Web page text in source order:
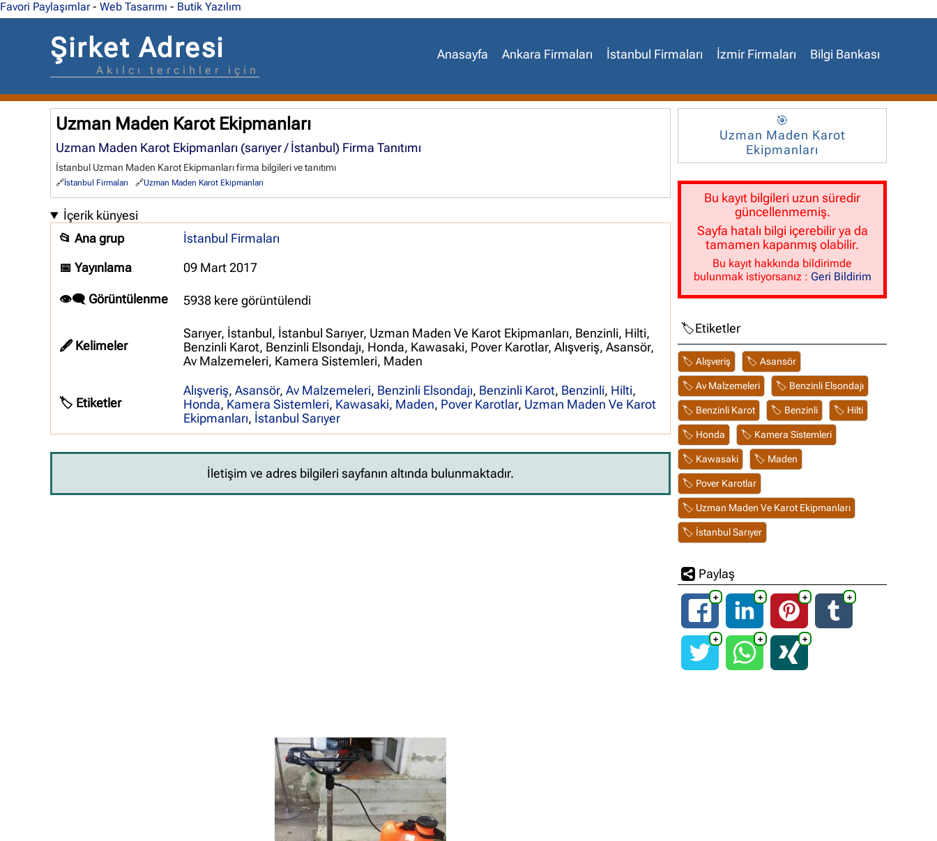
Favori Paylaşımlar- Web Tasarımı - Butik Yazılım
Şirket Adresi
Akılcı tercihler için
Anasayfa Ankara Firmaları İstanbul Firmaları İzmir Firmaları Bilgi Bankası
Uzman Maden Karot Ekipmanları
Uzman Maden Karot Ekipmanları (sarıyer / İstanbul) Firma Tanıtımı
İstanbul Uzman Maden Karot Ekipmanları firma bilgileri ve tanıtımı
İstanbul Firmaları Uzman Maden Karot Ekipmanları
İçerik künyesi
📂 Ana grup
İstanbul Firmaları
📅 Yayınlama 09 Mart 2017
👁️‍🗨️ Görüntülenme 5938 kere görüntülendi
🖋️ Kelimeler
Sarıyer, İstanbul, İstanbul Sarıyer, Uzman Maden Ve Karot Ekipmanları, Benzinli, Hilti,
Benzinli Karot, Benzinli Elsondajı, Honda, Kawasaki, Pover Karotlar, Alışveriş, Asansör,
Av Malzemeleri, Kamera Sistemleri, Maden
🏷️ Etiketler
Alışveriş, Asansör, Av Malzemeleri, Benzinli Elsondajı, Benzinli Karot, Benzinli, Hilti,
Honda, Kamera Sistemleri, Kawasaki, Maden, Pover Karotlar, Uzman Maden Ve Karot
Ekipmanları, İstanbul Sarıyer
İletişim ve adres bilgileri sayfanın altında bulunmaktadır.
🎯
Uzman Maden Karot
Ekipmanları
Bu kayıt bilgileri uzun süredir
güncellenmemiş.
Sayfa hatalı bilgi içerebilir ya da
tamamen kapanmış olabilir.
Bu kayıt hakkında bildirimde
bulunmak istiyorsanız : Geri Bildirim
Etiketler
Alışveriş Asansör
Av Malzemeleri Benzinli Elsondajı
Benzinli Karot Benzinli Hilti
Honda Kamera Sistemleri
Kawasaki Maden
Pover Karotlar
Uzman Maden Ve Karot Ekipmanları
İstanbul Sarıyer
Paylaş
➕ ➕ ➕ ➕
➕ ➕ ➕
✖
Ankara Firmaları(672)
İstanbul Firmaları(388)
İzmir Firmaları(178)